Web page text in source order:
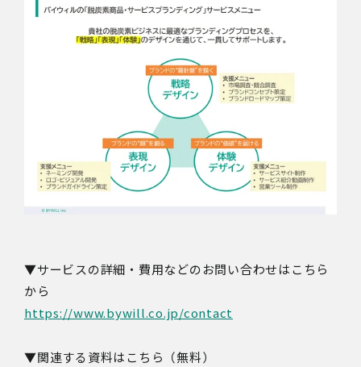
▼サービスの詳細・費用などのお問い合わせはこちら
から
https://www.bywill.co.jp/contact
▼関連する資料はこちら（無料）